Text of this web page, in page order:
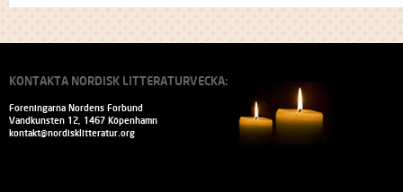
KONTAKTA NORDISK LITTERATURVECKA:
Foreningarna Nordens Forbund
Vandkunsten 12, 1467 Köpenhamn
kontakt@nordisklitteratur.org